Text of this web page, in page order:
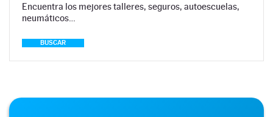
Encuentra los mejores talleres, seguros, autoescuelas,
neumáticos…
BUSCAR